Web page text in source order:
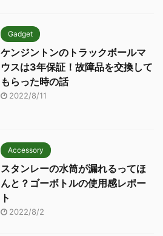
Gadget
ケンジントンのトラックボールマ
ウスは3年保証！故障品を交換して
もらった時の話
2022/8/11
Accessory
スタンレーの水筒が漏れるってほ
んと？ゴーボトルの使用感レポー
ト
2022/8/2